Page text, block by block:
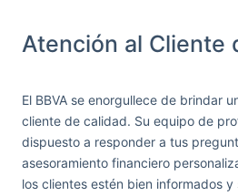
Atención al Cliente
El BBVA se enorgullece de brindar
cliente de calidad. Su equipo de
dispuesto a responder a tus
asesoramiento financiero
los clientes estén bien informados